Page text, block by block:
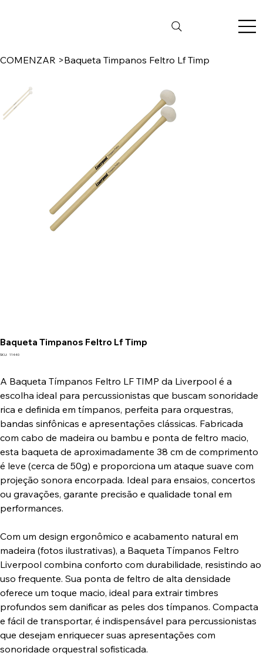
COMENZAR >Baqueta Timpanos Feltro Lf Timp
Baqueta Timpanos Feltro Lf Timp
SKU: SKU
11440
A Baqueta Tímpanos Feltro LF TIMP da Liverpool é a
escolha ideal para percussionistas que buscam sonoridade
rica e definida em tímpanos, perfeita para orquestras,
bandas sinfônicas e apresentações clássicas. Fabricada
com cabo de madeira ou bambu e ponta de feltro macio,
esta baqueta de aproximadamente 38 cm de comprimento
é leve (cerca de 50g) e proporciona um ataque suave com
projeção sonora encorpada. Ideal para ensaios, concertos
ou gravações, garante precisão e qualidade tonal em
performances.
Com um design ergonômico e acabamento natural em
madeira (fotos ilustrativas), a Baqueta Tímpanos Feltro
Liverpool combina conforto com durabilidade, resistindo ao
uso frequente. Sua ponta de feltro de alta densidade
oferece um toque macio, ideal para extrair timbres
profundos sem danificar as peles dos tímpanos. Compacta
e fácil de transportar, é indispensável para percussionistas
que desejam enriquecer suas apresentações com
sonoridade orquestral sofisticada.